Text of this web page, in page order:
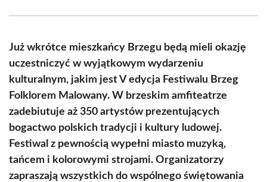
(Twitter)
Już wkrótce mieszkańcy Brzegu będą mieli okazję
uczestniczyć w wyjątkowym wydarzeniu
kulturalnym, jakim jest V edycja Festiwalu Brzeg
Folklorem Malowany. W brzeskim amfiteatrze
zadebiutuje aż 350 artystów prezentujących
bogactwo polskich tradycji i kultury ludowej.
Festiwal z pewnością wypełni miasto muzyką,
tańcem i kolorowymi strojami. Organizatorzy
zapraszają wszystkich do wspólnego świętowania